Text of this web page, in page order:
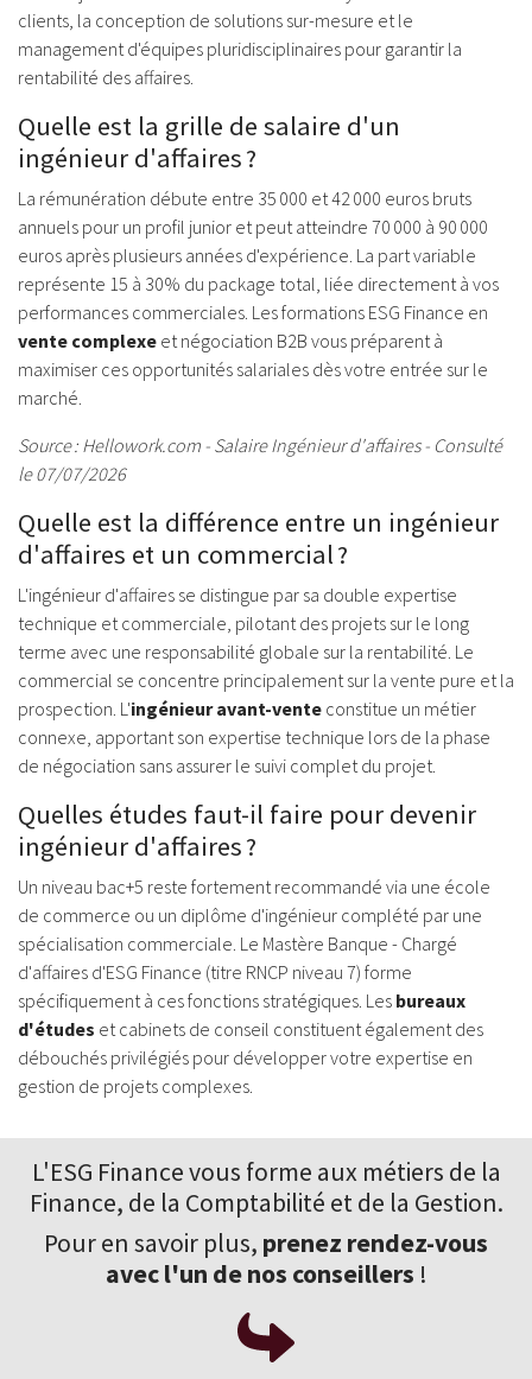
clients, la conception de solutions sur-mesure et le
management d'équipes pluridisciplinaires pour garantir la
rentabilité des affaires.
Quelle est la grille de salaire d'un
ingénieur d'affaires ?
La rémunération débute entre 35 000 et 42 000 euros bruts
annuels pour un profil junior et peut atteindre 70 000 à 90 000
euros après plusieurs années d'expérience. La part variable
représente 15 à 30% du package total, liée directement à vos
performances commerciales. Les formations ESG Finance en
vente complexe et négociation B2B vous préparent à
maximiser ces opportunités salariales dès votre entrée sur le
marché.
Source : Hellowork.com - Salaire Ingénieur d'affaires - Consulté
le 07/07/2026
Quelle est la différence entre un ingénieur
d'affaires et un commercial ?
L'ingénieur d'affaires se distingue par sa double expertise
technique et commerciale, pilotant des projets sur le long
terme avec une responsabilité globale sur la rentabilité. Le
commercial se concentre principalement sur la vente pure et la
prospection. L'ingénieur avant-vente constitue un métier
connexe, apportant son expertise technique lors de la phase
de négociation sans assurer le suivi complet du projet.
Quelles études faut-il faire pour devenir
ingénieur d'affaires ?
Un niveau bac+5 reste fortement recommandé via une école
de commerce ou un diplôme d'ingénieur complété par une
spécialisation commerciale. Le Mastère Banque - Chargé
d'affaires d'ESG Finance (titre RNCP niveau 7) forme
spécifiquement à ces fonctions stratégiques. Les bureaux
d'études et cabinets de conseil constituent également des
débouchés privilégiés pour développer votre expertise en
gestion de projets complexes.
L'ESG Finance vous forme aux métiers de la
Finance, de la Comptabilité et de la Gestion.
Pour en savoir plus, prenez rendez-vous
avec l'un de nos conseillers !